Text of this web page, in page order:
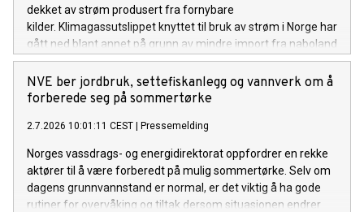
dekket av strøm produsert fra fornybare
kilder. Klimagassutslippet knyttet til bruk av strøm i Norge har
gått ned blant annet på grunn av mindre import fra naboland
med høyere andel kraftproduksjon med klimautslipp. Det
viser NVEs klimadeklarasjon for fysisk levert strøm i 2025.
NVE ber jordbruk, settefiskanlegg og vannverk om å
forberede seg på sommertørke
2.7.2026 10:01:11 CEST | Pressemelding
Norges vassdrags- og energidirektorat oppfordrer en rekke
aktører til å være forberedt på mulig sommertørke. Selv om
dagens grunnvannstand er normal, er det viktig å ha gode
rutiner for overvåking og tiltak dersom situasjonen endrer